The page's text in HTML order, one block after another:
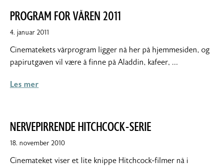
PROGRAM FOR VÅREN 2011
4. januar 2011
Cinematekets vårprogram ligger nå her på hjemmesiden, og
papirutgaven vil være å finne på Aladdin, kafeer, …
Les mer
NERVEPIRRENDE HITCHCOCK-SERIE
18. november 2010
Cinemateket viser et lite knippe Hitchcock-filmer nå i